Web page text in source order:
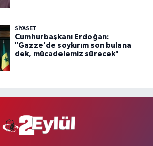
SİYASET
Cumhurbaşkanı Erdoğan:
"Gazze'de soykırım son bulana
dek, mücadelemiz sürecek"